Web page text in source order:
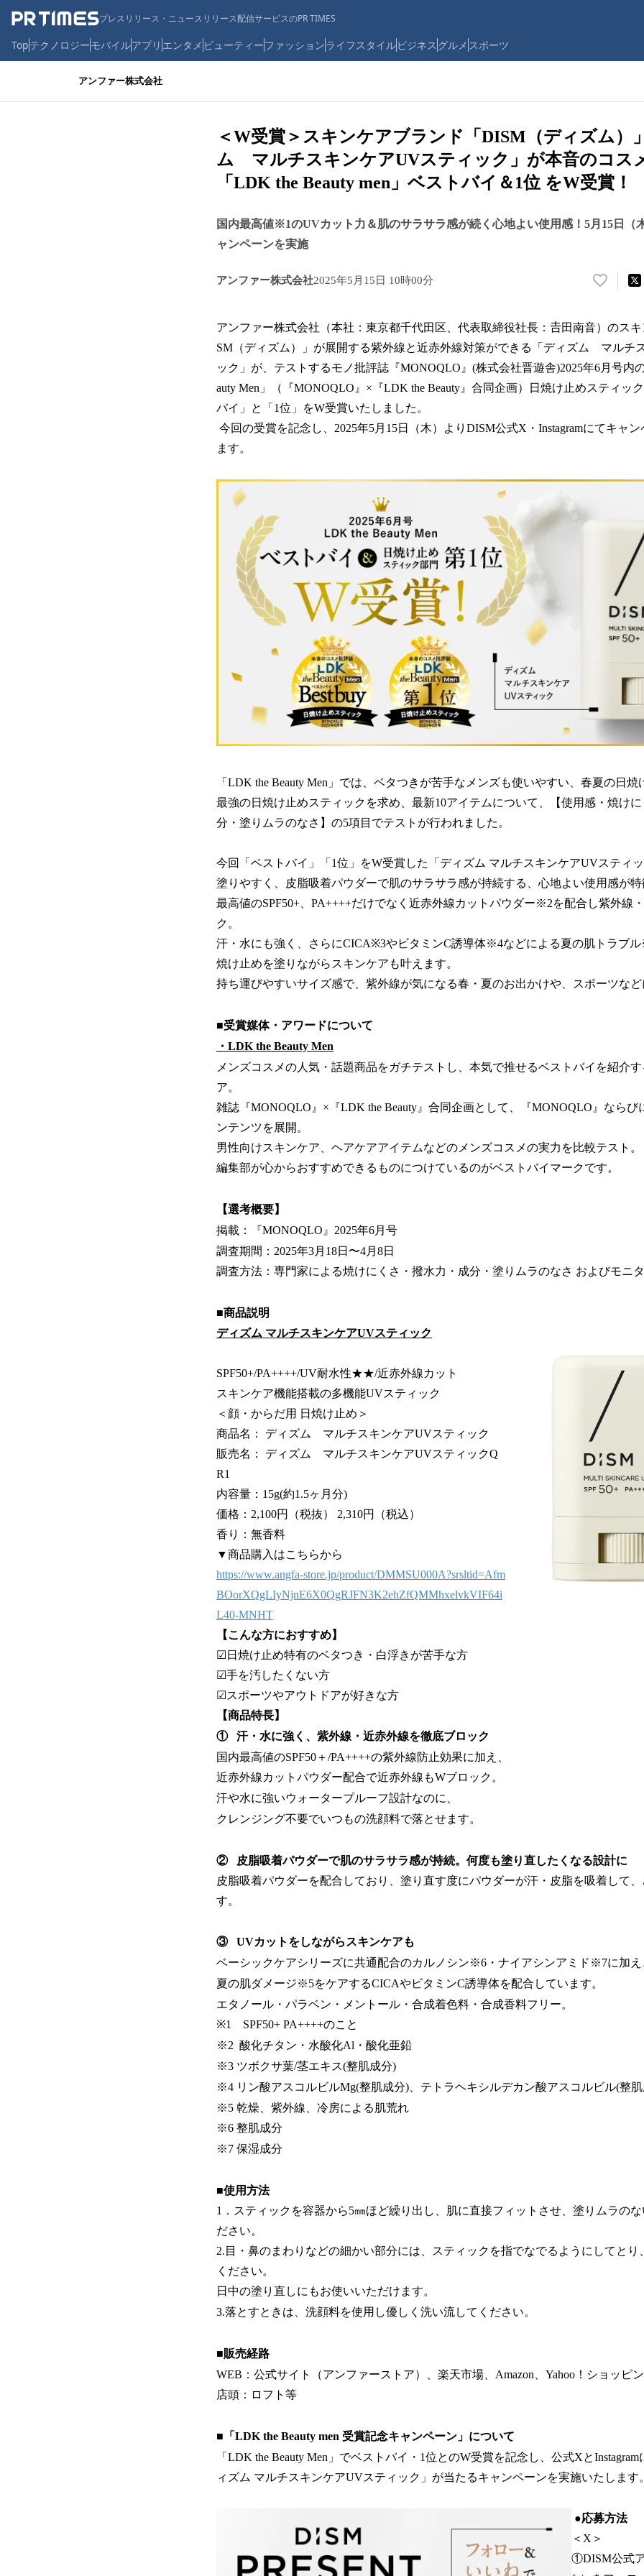
プレスリリース・ニュースリリース配信サービスのPR TIMES
Topテクノロジーモバイルアプリ エンタメ ビューティーファッションライフスタイルビジネス グルメ スポーツ
アンファー株式会社
＜W受賞＞スキンケアブランド「DISM（ディズム）
ム マルチスキンケアUVスティック」が本音のコス
「LDK the Beauty men」ベストバイ＆1位 をW受賞！
国内最高値※1のUVカット力＆肌のサラサラ感が続く心地よい使用感！5月15日（
ャンペーンを実施
アンファー株式会社2025年5月15日 10時00分
い
！
数
を
み
み
アンファー株式会社（本社：東京都千代田区、代表取締役社長：𠮷田南音）のス
SM（ディズム）」が展開する紫外線と近赤外線対策ができる「ディズム マルチ
ック」が、テストするモノ批評誌『MONOQLO』(株式会社晋遊舎)2025年6月号内
auty Men」（『MONOQLO』×『LDK the Beauty』合同企画）日焼け止めスティッ
バイ」と「1位」をW受賞いたしました。
今回の受賞を記念し、2025年5月15日（木）よりDISM公式X・Instagramにてキャ
ます。
「LDK the Beauty Men」では、ベタつきが苦手なメンズも使いやすい、春夏の日
最強の日焼け止めスティックを求め、最新10アイテムについて、【使用感・焼け
分・塗りムラのなさ】の5項目でテストが行われました。
今回「ベストバイ」「1位」をW受賞した「ディズム マルチスキンケアUVスティ
塗りやすく、皮脂吸着パウダーで肌のサラサラ感が持続する、心地よい使用感が
最高値のSPF50+、PA++++だけでなく近赤外線カットパウダー※2を配合し紫外線
ク。
汗・水にも強く、さらにCICA※3やビタミンC誘導体※4などによる夏の肌トラブ
焼け止めを塗りながらスキンケアも叶えます。
持ち運びやすいサイズ感で、紫外線が気になる春・夏のお出かけや、スポーツなど
■受賞媒体・アワードについて
・LDK the Beauty Men
メンズコスメの人気・話題商品をガチテストし、本気で推せるベストバイを紹介
ア。
雑誌『MONOQLO』×『LDK the Beauty』合同企画として、『MONOQLO』ならび
ンテンツを展開。
男性向けスキンケア、ヘアケアアイテムなどのメンズコスメの実力を比較テスト。
編集部が心からおすすめできるものにつけているのがベストバイマークです。
【選考概要】
掲載：『MONOQLO』2025年6月号
調査期間：2025年3月18日〜4月8日
調査方法：専門家による焼けにくさ・撥水力・成分・塗りムラのなさ およびモニ
■商品説明
ディズム マルチスキンケアUVスティック
SPF50+/PA++++/UV耐水性★★/近赤外線カット
スキンケア機能搭載の多機能UVスティック
＜顔・からだ用 日焼け止め＞
商品名： ディズム マルチスキンケアUVスティック
販売名： ディズム マルチスキンケアUVスティックQ
R1
内容量：15g(約1.5ヶ月分)
価格：2,100円（税抜） 2,310円（税込）
香り：無香料
▼商品購入はこちらから
https://www.angfa-store.jp/product/DMMSU000A?srsltid=Afm
BOorXQgLIyNjnE6X0QgRJFN3K2ehZfQMMhxelvkVIF64i
L40-MNHT
【こんな方におすすめ】
☑日焼け止め特有のベタつき・白浮きが苦手な方
☑手を汚したくない方
☑スポーツやアウトドアが好きな方
【商品特長】
① 汗・水に強く、紫外線・近赤外線を徹底ブロック
国内最高値のSPF50＋/PA++++の紫外線防止効果に加え、
近赤外線カットパウダー配合で近赤外線もWブロック。
汗や水に強いウォータープルーフ設計なのに、
クレンジング不要でいつもの洗顔料で落とせます。
② 皮脂吸着パウダーで肌のサラサラ感が持続。何度も塗り直したくなる設計に
皮脂吸着パウダーを配合しており、塗り直す度にパウダーが汗・皮脂を吸着して
す。
③ UVカットをしながらスキンケアも
ベーシックケアシリーズに共通配合のカルノシン※6・ナイアシンアミド※7に加え
夏の肌ダメージ※5をケアするCICAやビタミンC誘導体を配合しています。
エタノール・パラベン・メントール・合成着色料・合成香料フリー。
※1 SPF50+ PA++++のこと
※2 酸化チタン・水酸化Al・酸化亜鉛
※3 ツボクサ葉/茎エキス(整肌成分)
※4 リン酸アスコルビルMg(整肌成分)、テトラヘキシルデカン酸アスコルビル(整
※5 乾燥、紫外線、冷房による肌荒れ
※6 整肌成分
※7 保湿成分
■使用方法
1．スティックを容器から5㎜ほど繰り出し、肌に直接フィットさせ、塗りムラのな
ださい。
2.目・鼻のまわりなどの細かい部分には、スティックを指でなでるようにしてとり
ください。
日中の塗り直しにもお使いいただけます。
3.落とすときは、洗顔料を使用し優しく洗い流してください。
■販売経路
WEB：公式サイト（アンファーストア）、楽天市場、Amazon、Yahoo！ショッピ
店頭：ロフト等
■「LDK the Beauty men 受賞記念キャンペーン」について
「LDK the Beauty Men」でベストバイ・1位とのW受賞を記念し、公式Xと
ィズム マルチスキンケアUVスティック」が当たるキャンペーンを実施いたします。
●応募方法
＜X＞
①DISM公式